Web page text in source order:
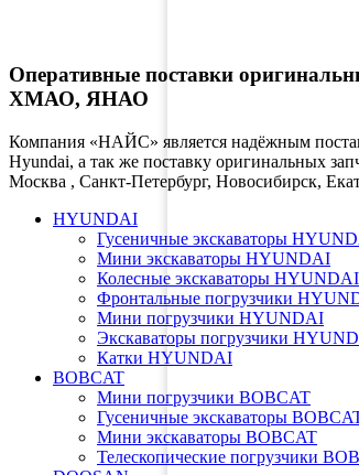
Оперативные поставки
ХМАО, ЯНАО
Компания «НАЙС» является надёжным
Hyundai, а так же поставку оригинальных
Москва , Санкт-Петербург, Новосибирск,
HYUNDAI
Гусеничные экскаваторы
Мини экскаваторы HYUNDAI
Колесные экскаваторы HYUNDAI
Фронтальные погрузчики
Мини погрузчики HYUNDAI
Экскаваторы погрузчики
Катки HYUNDAI
BOBCAT
Мини погрузчики BOBCAT
Гусеничные экскаваторы
Мини экскаваторы BOBCAT
Телескопические погрузчики